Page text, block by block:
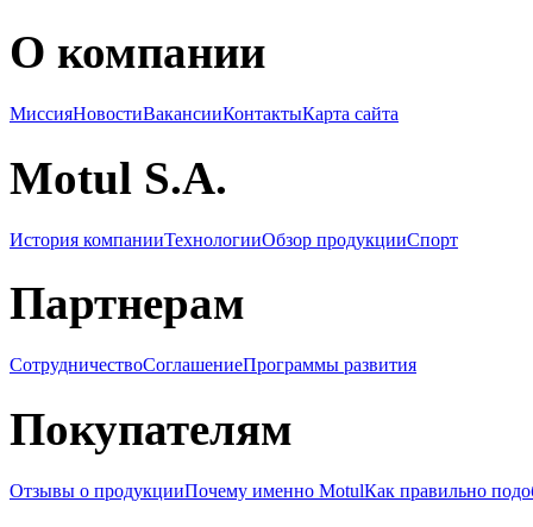
О компании
МиссияНовостиВакансииКонтактыКарта сайта
Motul S.A.
История компанииТехнологииОбзор продукцииСпорт
Партнерам
СотрудничествоСоглашениеПрограммы развития
Покупателям
Отзывы о продукцииПочему именно MotulКак правильно